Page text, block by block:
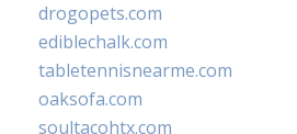
drogopets.com
ediblechalk.com
tabletennisnearme.com
oaksofa.com
soultacohtx.com